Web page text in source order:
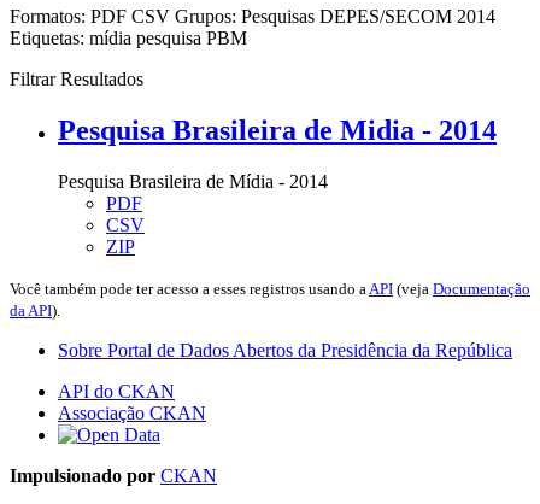
Formatos: PDF CSV Grupos: Pesquisas DEPES/SECOM 2014
Etiquetas: mídia pesquisa PBM
Filtrar Resultados
Pesquisa Brasileira de Midia - 2014
Pesquisa Brasileira de Mídia - 2014
PDF
CSV
ZIP
Você também pode ter acesso a esses registros usando a API (veja Documentação
da API).
Sobre Portal de Dados Abertos da Presidência da República
API do CKAN
Associação CKAN
Impulsionado por CKAN